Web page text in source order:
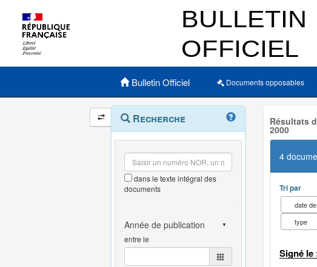
Menu principal
Bulletin Officiel Documents opposables
Navigation
et
outils
annexes
Menu
contextuel
Recherche
dans le texte intégral des
documents
entre le
Résultats
2000
4
Tri par
date
type
Signé le